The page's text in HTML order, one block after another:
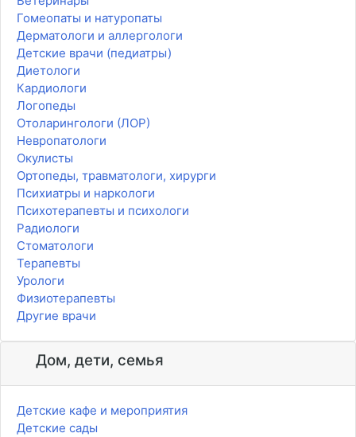
Гомеопаты и натуропаты
Дерматологи и аллергологи
Детские врачи (педиатры)
Диетологи
Кардиологи
Логопеды
Отоларингологи (ЛОР)
Невропатологи
Окулисты
Ортопеды, травматологи, хирурги
Психиатры и наркологи
Психотерапевты и психологи
Радиологи
Стоматологи
Терапевты
Урологи
Физиотерапевты
Другие врачи
Дом, дети, семья
Детские кафе и мероприятия
Детские сады